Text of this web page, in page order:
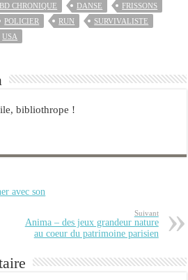
BD CHRONIQUE DANSE
FRISSONS
POLICIER RUN
SURVIVALISTE
USA
bibliothrope !
avec son
Suivant
Anima – des jeux grandeur nature
au coeur du patrimoine parisien